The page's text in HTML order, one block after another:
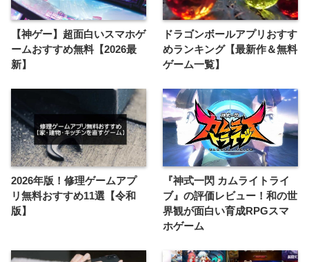
【神ゲー】超面白いスマホゲ
ームおすすめ無料【2026最
新】
ドラゴンボールアプリおすす
めランキング【最新作＆無料
ゲーム一覧】
2026年版！修理ゲームアプ
リ無料おすすめ11選【令和
版】
『神式一閃 カムライトライ
ブ』の評価レビュー！和の世
界観が面白い育成RPGスマ
ホゲーム